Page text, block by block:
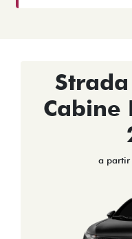
Cabine
a partir